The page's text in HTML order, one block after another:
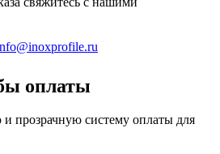
оплаты
прозрачную систему оплаты для